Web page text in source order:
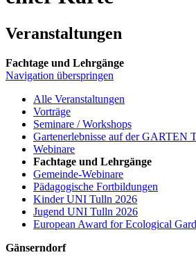
Veranstaltungen
Fachtage und Lehrgänge
Navigation überspringen
Alle Veranstaltungen
Vorträge
Seminare / Workshops
Gartenerlebnisse auf der GARTEN
Webinare
Fachtage und Lehrgänge
Gemeinde-Webinare
Pädagogische Fortbildungen
Kinder UNI Tulln 2026
Jugend UNI Tulln 2026
European Award for Ecological
Gänserndorf